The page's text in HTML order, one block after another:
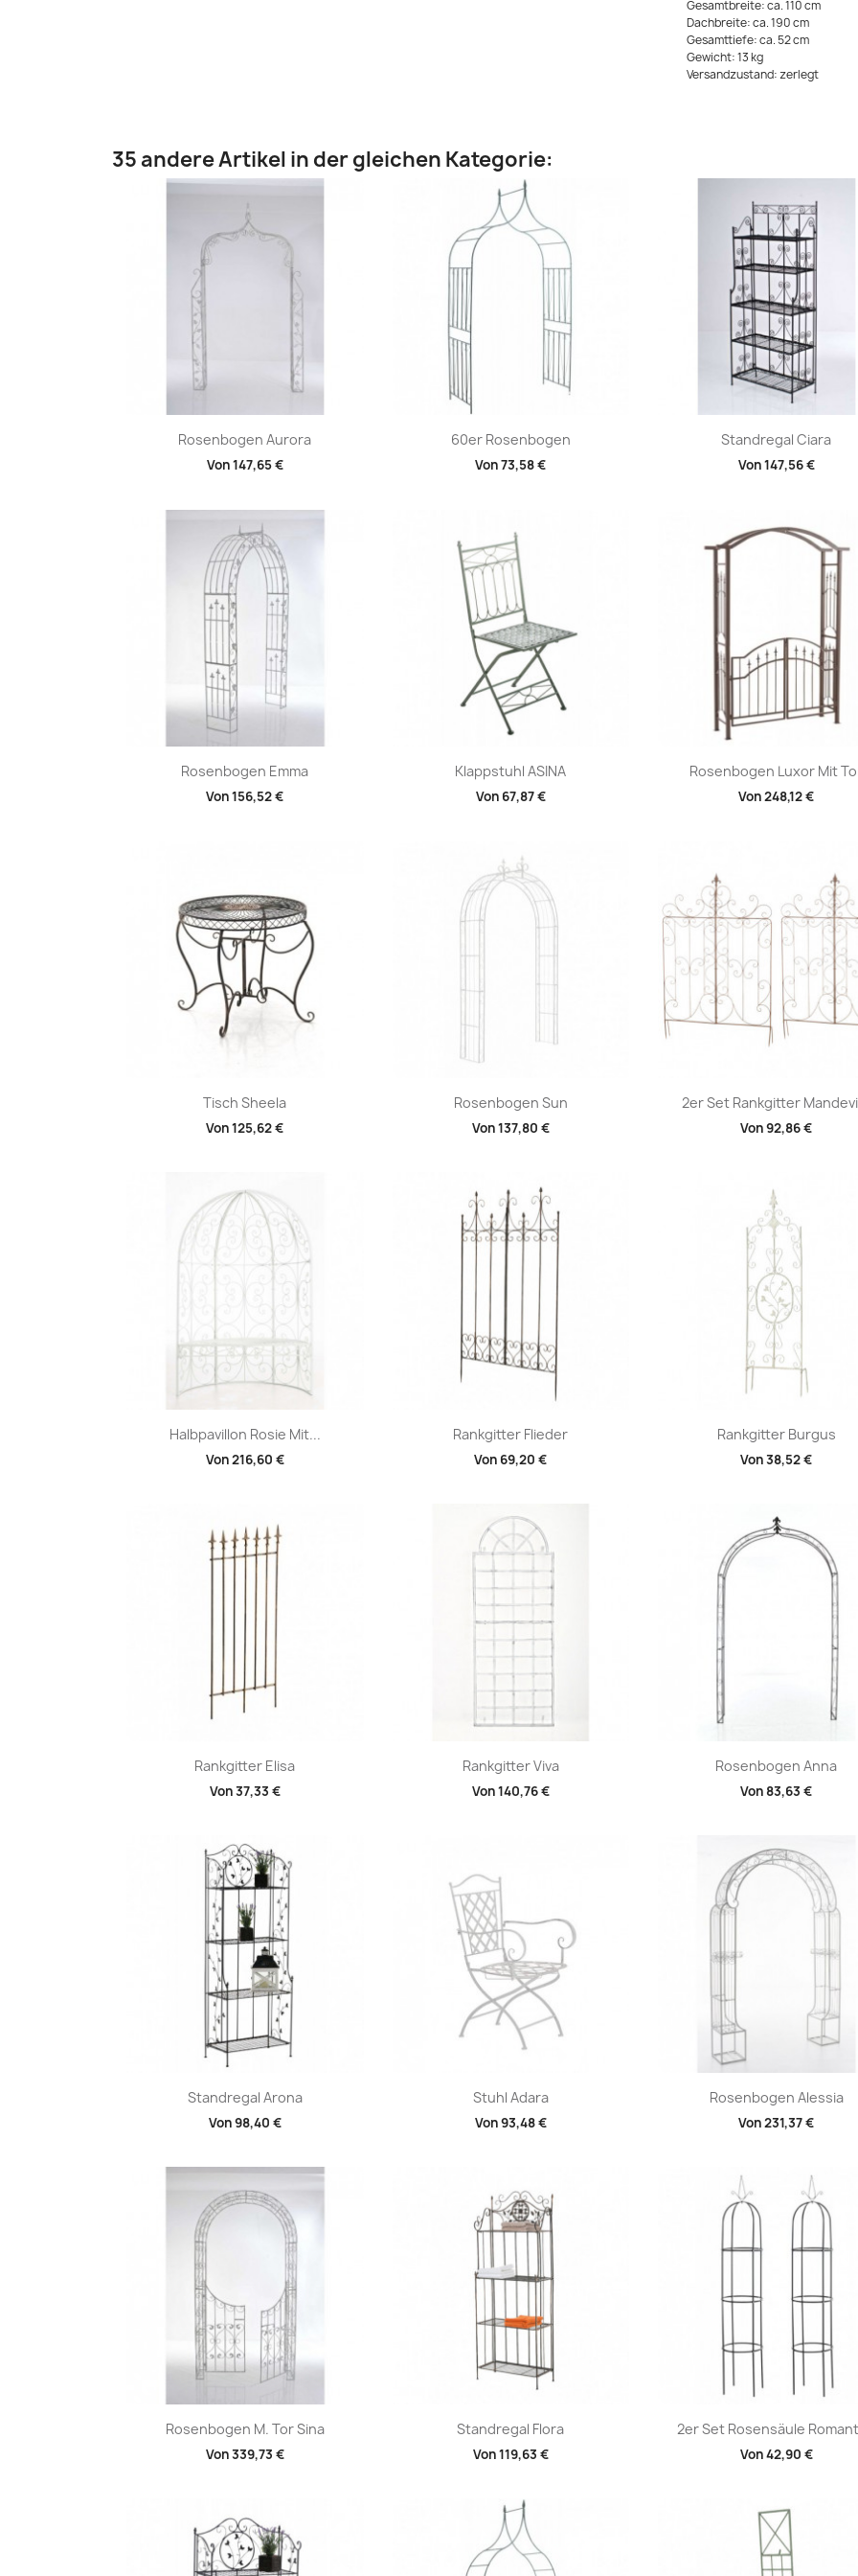
Gesamtbreite: ca. 110 cm
Dachbreite: ca. 190 cm
Gesamttiefe: ca. 52 cm
Gewicht: 13 kg
Versandzustand: zerlegt
35 andere Artikel in der gleichen Kategorie:
Rosenbogen Aurora
Von147,65 €
Vorschau 60er Rosenbogen
Von73,58 €
Vorschau Standregal Ciara
Von147,56 €
Vorschau
Rosenbogen Emma
Von156,52 €
Vorschau Klappstuhl ASINA
Von 67,87 €
Vorschau Rosenbogen Luxor Mit
Von248,12 €
Vorschau
Tisch Sheela
Von125,62 €
Vorschau Rosenbogen Sun
Von137,80 €
Vorschau 2er Set Rankgitter
Von92,86 €
Vorschau
Halbpavillon Rosie Mit...
Von216,60 €
Vorschau Rankgitter Flieder
Von 69,20 €
Vorschau Rankgitter Burgus
Von38,52 €
Vorschau
Rankgitter Elisa
Von37,33 €
Vorschau Rankgitter Viva
Von140,76 €
Vorschau Rosenbogen Anna
Von 83,63 €
Vorschau
Standregal Arona
Von98,40 €
Vorschau Stuhl Adara
Von93,48 €
Vorschau Rosenbogen Alessia
Von231,37 €
Vorschau
Rosenbogen M. Tor Sina
Von339,73 €
Vorschau Standregal Flora
Von119,63 €
Vorschau 2er Set Rosensäule
Von42,90 €
Vorschau